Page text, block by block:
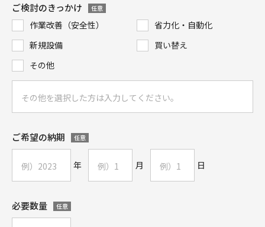
ご検討のきっかけ 任意
作業改善（安全性）
省力化・自動化
新規設備
買い替え
その他
ご希望の納期 任意
年 月 日
必要数量 任意